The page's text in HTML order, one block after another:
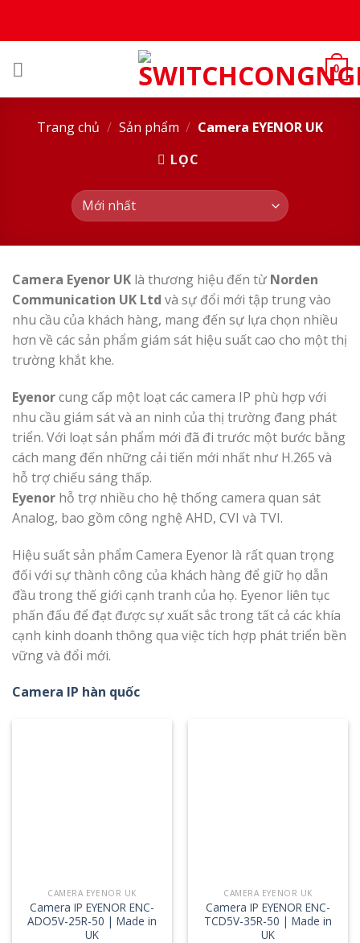
0
Trang chủ / Sản phẩm / Camera EYENOR UK
LỌC
Camera Eyenor UK là thương hiệu đến từ Norden
Communication UK Ltd và sự đổi mới tập trung vào
nhu cầu của khách hàng, mang đến sự lựa chọn nhiều
hơn về các sản phẩm giám sát hiệu suất cao cho một thị
trường khắt khe.
Eyenorcung cấp một loạt các camera IP phù hợp với
nhu cầu giám sát và an ninh của thị trường đang phát
triển. Với loạt sản phẩm mới đã đi trước một bước bằng
cách mang đến những cải tiến mới nhất như H.265 và
hỗ trợ chiếu sáng thấp.
Eyenor hỗ trợ nhiều cho hệ thống camera quan sát
Analog, bao gồm công nghệ AHD, CVI và TVI.
Hiệu suất sản phẩm Camera Eyenor là rất quan trọng
đối với sự thành công của khách hàng để giữ họ dẫn
đầu trong thế giới cạnh tranh của họ. Eyenor liên tục
phấn đấu để đạt được sự xuất sắc trong tất cả các khía
cạnh kinh doanh thông qua việc tích hợp phát triển bền
vững và đổi mới.
Camera IP hàn quốc
CAMERA EYENOR UK
Camera IP EYENOR ENC-
ADO5V-25R-50 | Made in
UK
CAMERA EYENOR UK
Camera IP EYENOR ENC-
TCD5V-35R-50 | Made in
UK